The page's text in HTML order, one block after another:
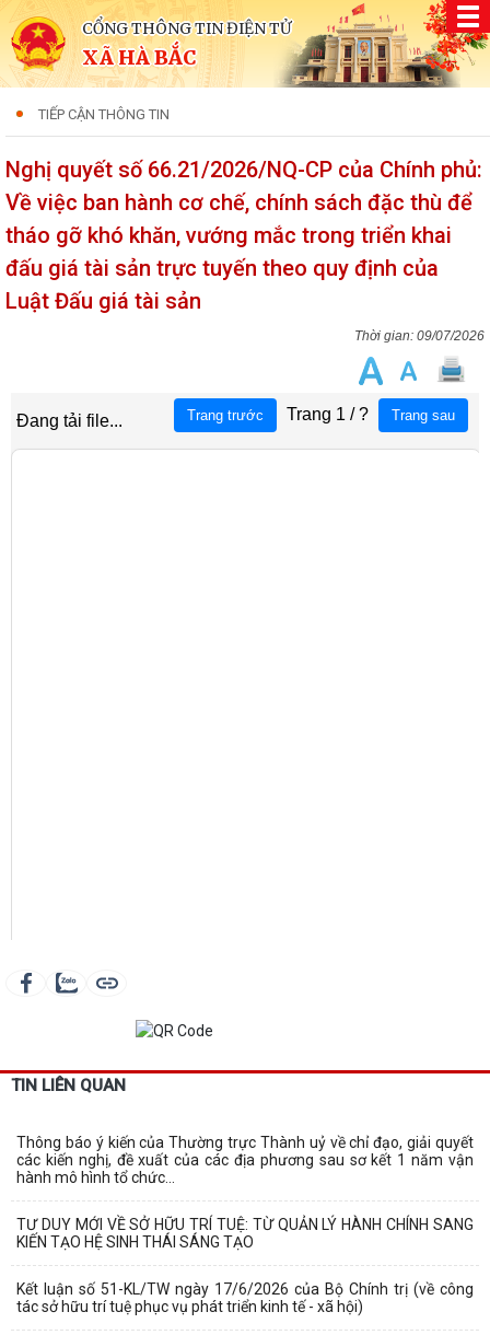
CỔNG THÔNG TIN ĐIỆN TỬ
XÃ HÀ BẮC
TIẾP CẬN THÔNG TIN
Nghị quyết số 66.21/2026/NQ-CP của Chính phủ:
Về việc ban hành cơ chế, chính sách đặc thù để
tháo gỡ khó khăn, vướng mắc trong triển khai
đấu giá tài sản trực tuyến theo quy định của
Luật Đấu giá tài sản
09/07/2026
TIN LIÊN QUAN
Thông báo ý kiến của Thường trực Thành uỷ về chỉ đạo, giải quyết
các kiến nghị, đề xuất của các địa phương sau sơ kết 1 năm vận
hành mô hình tổ chức...
TƯ DUY MỚI VỀ SỞ HỮU TRÍ TUỆ: TỪ QUẢN LÝ HÀNH CHÍNH SANG
KIẾN TẠO HỆ SINH THÁI SÁNG TẠO
Kết luận số 51-KL/TW ngày 17/6/2026 của Bộ Chính trị (về công
tác sở hữu trí tuệ phục vụ phát triển kinh tế - xã hội)